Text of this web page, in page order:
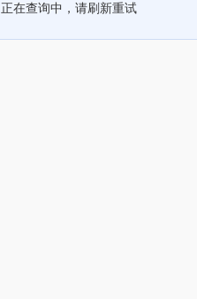
正在查询中，请刷新重试